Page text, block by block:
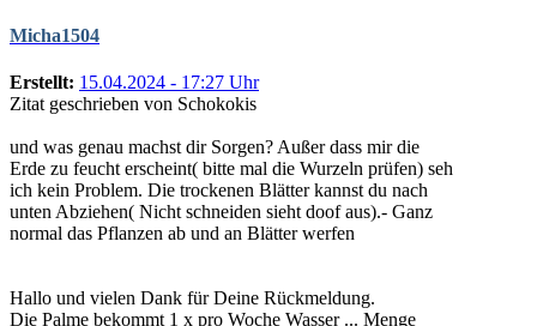
Micha1504
Erstellt: 15.04.2024 - 17:27 Uhr
Zitat geschrieben von Schokokis
und was genau machst dir Sorgen? Außer dass mir die
Erde zu feucht erscheint( bitte mal die Wurzeln prüfen) seh
ich kein Problem. Die trockenen Blätter kannst du nach
unten Abziehen( Nicht schneiden sieht doof aus).- Ganz
normal das Pflanzen ab und an Blätter werfen
Hallo und vielen Dank für Deine Rückmeldung.
Die Palme bekommt 1 x pro Woche Wasser ... Menge